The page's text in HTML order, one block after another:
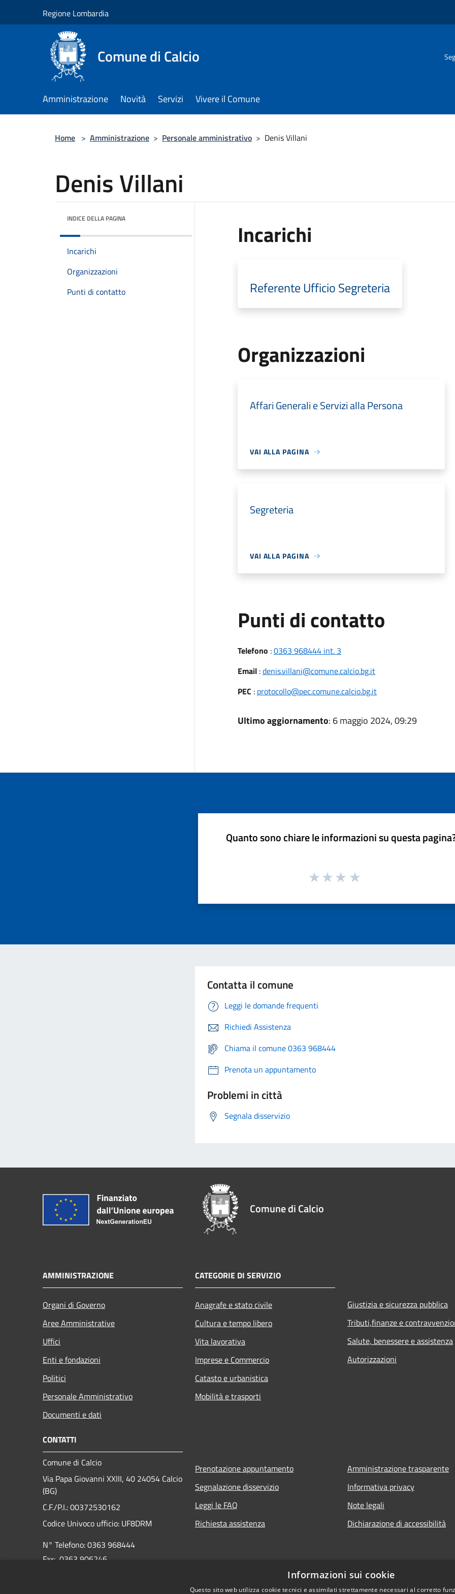
Regione Lombardia
Comune di Calcio
Amministrazione Novità Servizi Vivere il Comune
Home > Amministrazione > Personale amministrativo > Denis Villani
Denis Villani
INDICE DELLA PAGINA
Incarichi
Organizzazioni
Punti di contatto
Incarichi
Referente Ufficio Segreteria
Organizzazioni
Affari Generali e Servizi alla Persona
VAI ALLA PAGINA
Segreteria
VAI ALLA PAGINA
Punti di contatto
Telefono :0363 968444 int. 3
Email:denis.villani@comune.calcio.bg.it
PEC : protocollo@pec.comune.calcio.bg.it
Ultimo aggiornamento: 6 maggio 2024, 09:29
Quanto sono chiare le informazioni su questa
Contatta il comune
Leggi le domande frequenti
Richiedi Assistenza
Chiama il comune 0363 968444
Prenota un appuntamento
Problemi in città
Segnala disservizio
Comune di Calcio
AMMINISTRAZIONE
Organi di Governo
Aree Amministrative
Uffici
Enti e fondazioni
Politici
Personale Amministrativo
Documenti e dati
CATEGORIE DI SERVIZIO
Anagrafe e stato civile
Cultura e tempo libero
Vita lavorativa
Imprese e Commercio
Catasto e urbanistica
Mobilità e trasporti
Giustizia e sicurezza pubblica
Tributi,finanze e
Salute, benessere e assistenza
Autorizzazioni
CONTATTI
Comune di Calcio
Via Papa Giovanni XXIII, 40 24054 Calcio
(BG)
C.F./P.I.: 00372530162
Codice Univoco ufficio: UF8DRM
N° Telefono: 0363 968444
Fax: 0363 906246
Prenotazione appuntamento
Segnalazione disservizio
Leggi le FAQ
Richiesta assistenza
Amministrazione trasparente
Informativa privacy
Note legali
Dichiarazione di accessibilità
Informazioni sui cookie
Questo sito web utilizza cookie tecnici e assimilati strettamente necessari al corretto